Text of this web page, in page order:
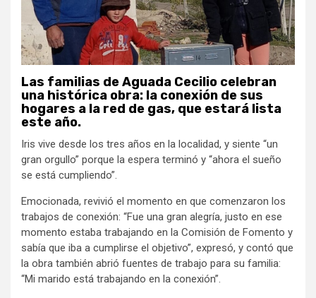
Las familias de Aguada Cecilio celebran
una histórica obra: la conexión de sus
hogares a la red de gas, que estará lista
este año.
Iris vive desde los tres años en la localidad, y siente “un
gran orgullo” porque la espera terminó y “ahora el sueño
se está cumpliendo”.
Emocionada, revivió el momento en que comenzaron los
trabajos de conexión: “Fue una gran alegría, justo en ese
momento estaba trabajando en la Comisión de Fomento y
sabía que iba a cumplirse el objetivo”, expresó, y contó que
la obra también abrió fuentes de trabajo para su familia:
“Mi marido está trabajando en la conexión”.